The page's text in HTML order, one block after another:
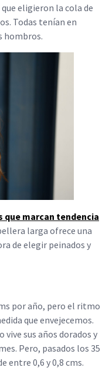
eligieron la cola de
Todas tenían en
hombros.
marcan tendencia
larga ofrece una
de elegir peinados y
por año, pero el ritmo
que envejecemos.
vive sus años dorados y
Pero, pasados los 35
entre 0,6 y 0,8 cms.